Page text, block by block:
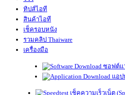
ทิปส์ไอที
สินค้าไอที
เช็ครอบหนัง
รวมคลิป Thaiware
เครื่องมือ
ซอฟต์แ
แอ
เช็คความเร็วเน็ต